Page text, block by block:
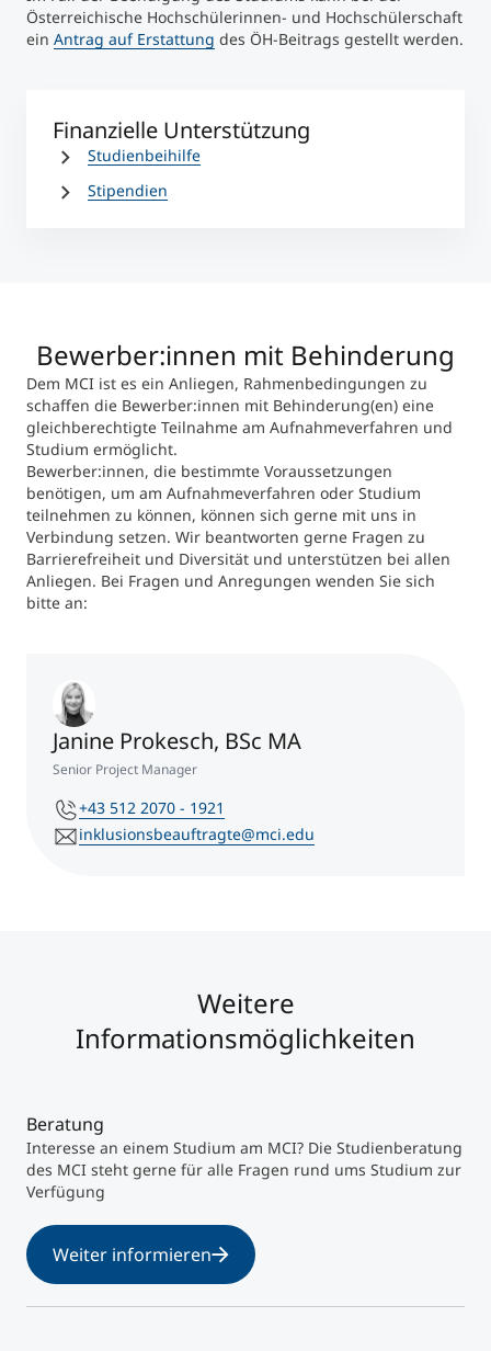
Österreichische Hochschülerinnen- und Hochschülerschaft
ein Antrag auf Erstattung des ÖH-Beitrags gestellt werden.
Finanzielle Unterstützung
Studienbeihilfe
Stipendien
Bewerber:innen mit Behinderung
Dem MCI ist es ein Anliegen, Rahmenbedingungen zu
schaffen die Bewerber:innen mit Behinderung(en) eine
gleichberechtigte Teilnahme am Aufnahmeverfahren und
Studium ermöglicht.
Bewerber:innen, die bestimmte Voraussetzungen
benötigen, um am Aufnahmeverfahren oder Studium
teilnehmen zu können, können sich gerne mit uns in
Verbindung setzen. Wir beantworten gerne Fragen zu
Barrierefreiheit und Diversität und unterstützen bei allen
Anliegen. Bei Fragen und Anregungen wenden Sie sich
bitte an:
Janine Prokesch, BSc MA
Senior Project Manager
+43 512 2070 - 1921
inklusionsbeauftragte@mci.edu
Weitere
Informationsmöglichkeiten
Beratung
Interesse an einem Studium am MCI? Die Studienberatung
des MCI steht gerne für alle Fragen rund ums Studium zur
Verfügung
Weiter informieren